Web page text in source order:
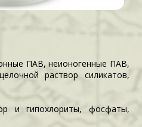
ПАВ, неионогенные ПАВ,
раствор силикатов,
и гипохлориты, фосфаты,